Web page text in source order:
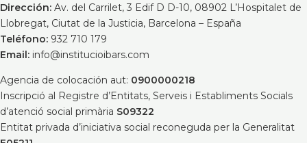
Dirección: Av. del Carrilet, 3 Edif D D-10, 08902 L’Hospitalet de
Llobregat, Ciutat de la Justicia, Barcelona – España
Teléfono: 932 710 179
Email: info@institucioibars.com
Agencia de colocación aut: 0900000218
Inscripció al Registre d’Entitats, Serveis i Establiments Socials
d’atenció social primària S09322
Entitat privada d’iniciativa social reconeguda per la Generalitat